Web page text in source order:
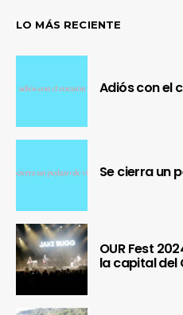
LO MÁS RECIENTE
Adiós con el
Se cierra un
OUR Fest
la capital del